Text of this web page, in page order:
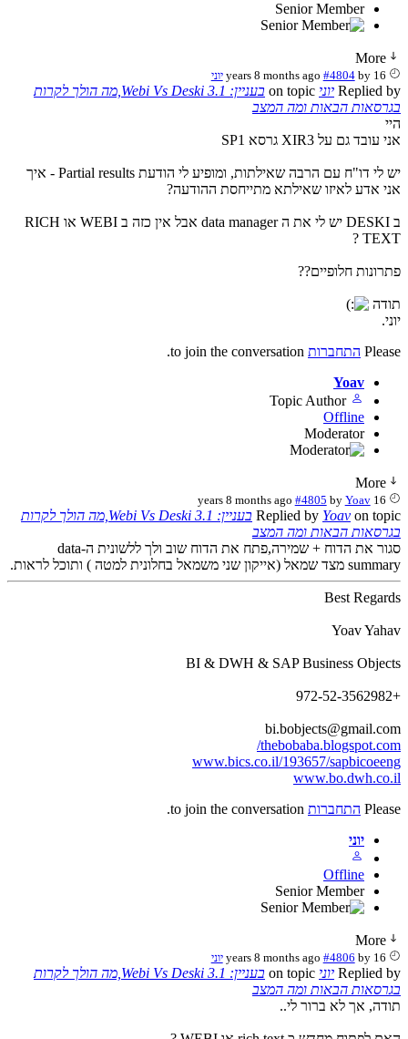
Senior Member
More
16 years 8 months ago
#4804 by יוני
Replied by יוני
בעניין: Webi Vs Deski 3.1,מה הולך לקרות
בגרסאות הבאות ומה המצב
היי
אני עובד גם על XIR3 גרסא SP1
יש לי דו"ח עם הרבה שאילתות, ומופיע לי הודעת Partial results - איך
אני אדע לאיזו שאילתא מתייחסת ההודעה?
ב DESKI יש לי את ה data manager אבל אין כזה ב WEBI או RICH
TEXT ?
פתרונות חלופיים??
תודה
יוני.
Please התחברות
Yoav
Topic Author
Offline
Moderator
More
16 years 8 months ago
#4805 by Yoav
Replied by Yoav on topic
בעניין: Webi Vs Deski 3.1,מה הולך לקרות
בגרסאות הבאות ומה המצב
סגור את הדוח + שמירה,פתח את הדוח שוב ולך ללשונית ה-data
summary מצד שמאל (אייקון שני משמאל בחלונית למטה ) ותוכל לראות.
Best Regards
Yoav Yahav
BI & DWH & SAP Business Objects
+972-52-3562982
bi.bobjects@gmail.com
thebobaba.blogspot.com/
www.bics.co.il/193657/sapbicoeeng
www.bo.dwh.co.il
Please התחברות
יוני
Offline
Senior Member
More
16 years 8 months ago
#4806 by יוני
Replied by יוני
בעניין: Webi Vs Deski 3.1,מה הולך לקרות
בגרסאות הבאות ומה המצב
תודה, אך לא ברור לי..